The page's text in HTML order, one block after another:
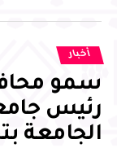
الإسهام بفاعلية
أخبار
سمو
رئيس